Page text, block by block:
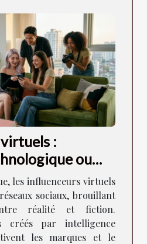
:
ou
lifestyle
les influenceurs virtuels
sociaux, brouillant
réalité et fiction.
créés par intelligence
les marques et le